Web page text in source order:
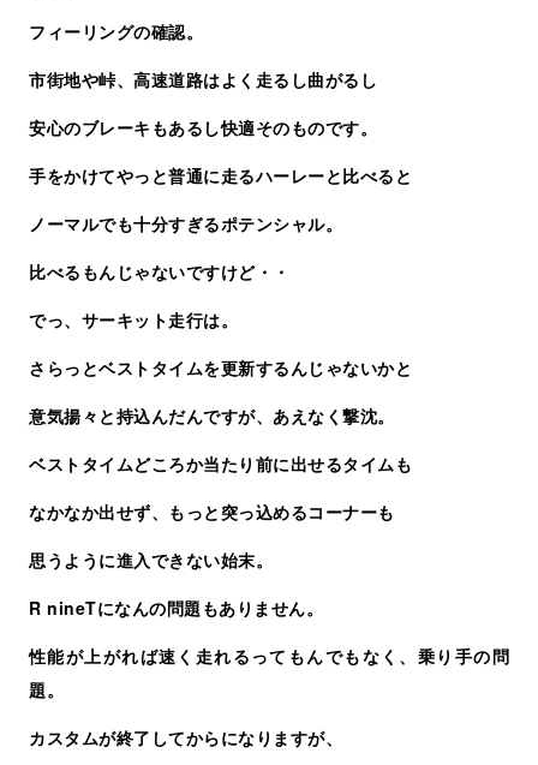
フィーリングの確認。
市街地や峠、高速道路はよく走るし曲がるし
安心のブレーキもあるし快適そのものです。
手をかけてやっと普通に走るハーレーと比べると
ノーマルでも十分すぎるポテンシャル。
比べるもんじゃないですけど・・
でっ、サーキット走行は。
さらっとベストタイムを更新するんじゃないかと
意気揚々と持込んだんですが、あえなく撃沈。
ベストタイムどころか当たり前に出せるタイムも
なかなか出せず、もっと突っ込めるコーナーも
思うように進入できない始末。
R nineTになんの問題もありません。
性能が上がれば速く走れるってもんでもなく、乗り手の問
題。
カスタムが終了してからになりますが、